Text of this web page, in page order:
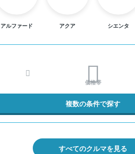
アルファード アクア シエンタ
価格帯
複数の条件で探す
すべてのクルマを見る